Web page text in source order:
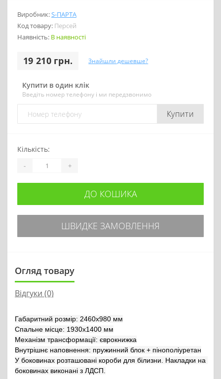
Виробник:S-ПАРТА
Код товару: Персей
Наявність: В наявності
19 210 грн. Знайшли дешевше?
Купити в один клік
Введіть номер телефону і ми передзвонимо
Купити
Кількість:
- +
ДО КОШИКА
ШВИДКЕ ЗАМОВЛЕННЯ
Огляд товару
Відгуки (0)
Габаритний розмір: 2460х980 мм
Спальне місце: 1930х1400 мм
Механізм трансформації: єврокнижка
Внутрішнє наповнення: пружинний блок + пінополіуретан
У боковинах розташовані короби для білизни. Накладки на
боковинах виконані з ЛДСП.